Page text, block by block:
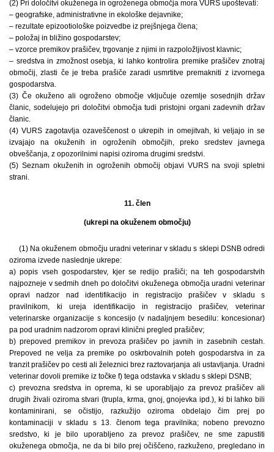
(2) Pri določitvi okuženega in ogroženega območja mora VURS upoštevati:
– geografske, administrativne in ekološke dejavnike;
– rezultate epizootiološke poizvedbe iz prejšnjega člena;
– položaj in bližino gospodarstev;
– vzorce premikov prašičev, trgovanje z njimi in razpoložljivost klavnic;
– sredstva in zmožnost osebja, ki lahko kontrolira premike prašičev znotraj
območij, zlasti če je treba prašiče zaradi usmrtitve premakniti z izvornega
gospodarstva.
(3) Če okuženo ali ogroženo območje vključuje ozemlje sosednjih držav
članic, sodelujejo pri določitvi območja tudi pristojni organi zadevnih držav
članic.
(4) VURS zagotavlja ozaveščenost o ukrepih in omejitvah, ki veljajo in se
izvajajo na okuženih in ogroženih območjih, preko sredstev javnega
obveščanja, z opozorilnimi napisi oziroma drugimi sredstvi.
(5) Seznam okuženih in ogroženih območij objavi VURS na svoji spletni
strani.
11. člen
(ukrepi na okuženem območju)
(1) Na okuženem območju uradni veterinar v skladu s sklepi DSNB odredi
oziroma izvede naslednje ukrepe:
a) popis vseh gospodarstev, kjer se redijo prašiči; na teh gospodarstvih
najpozneje v sedmih dneh po določitvi okuženega območja uradni veterinar
opravi nadzor nad identifikacijo in registracijo prašičev v skladu s
pravilnikom, ki ureja identifikacijo in registracijo prašičev, veterinar
veterinarske organizacije s koncesijo (v nadaljnjem besedilu: koncesionar)
pa pod uradnim nadzorom opravi klinični pregled prašičev;
b) prepoved premikov in prevoza prašičev po javnih in zasebnih cestah.
Prepoved ne velja za premike po oskrbovalnih poteh gospodarstva in za
tranzit prašičev po cesti ali železnici brez raztovarjanja ali ustavljanja. Uradni
veterinar dovoli premike iz točke f) tega odstavka v skladu s sklepi DSNB;
c) prevozna sredstva in oprema, ki se uporabljajo za prevoz prašičev ali
drugih živali oziroma stvari (trupla, krma, gnoj, gnojevka ipd.), ki bi lahko bili
kontaminirani, se očistijo, razkužijo oziroma obdelajo čim prej po
kontaminaciji v skladu s 13. členom tega pravilnika; nobeno prevozno
sredstvo, ki je bilo uporabljeno za prevoz prašičev, ne sme zapustiti
okuženega območja, ne da bi bilo prej očiščeno, razkuženo, pregledano in